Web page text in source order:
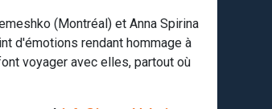
(Montréal) et Anna Spirina
d'émotions rendant hommage à
voyager avec elles, partout où